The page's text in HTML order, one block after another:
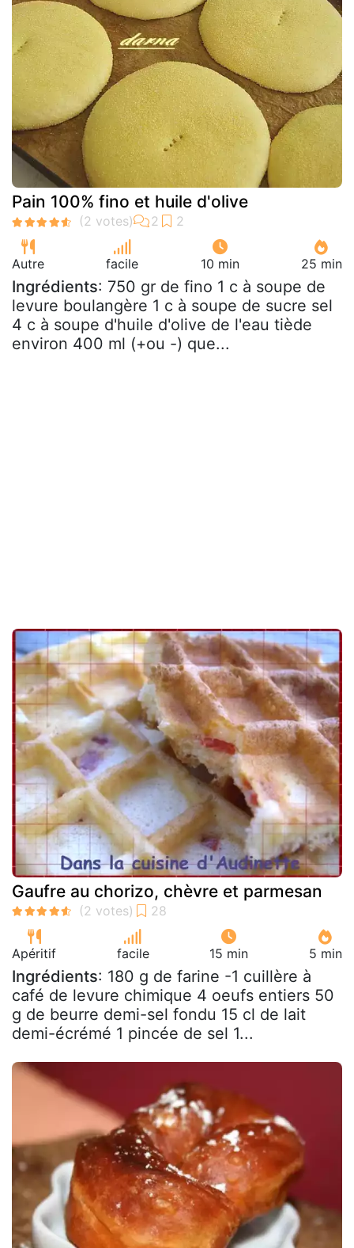
Pain 100% fino et huile d'olive
Autre facile 10 min 25 min
Ingrédients: 750 gr de fino 1 c à soupe de
levure boulangère 1 c à soupe de sucre sel
4 c à soupe d'huile d'olive de l'eau tiède
environ 400 ml (+ou -) que...
Gaufre au chorizo, chèvre et parmesan
Apéritif facile 15 min 5 min
Ingrédients: 180 g de farine -1 cuillère à
café de levure chimique 4 oeufs entiers 50
g de beurre demi-sel fondu 15 cl de lait
demi-écrémé 1 pincée de sel 1...